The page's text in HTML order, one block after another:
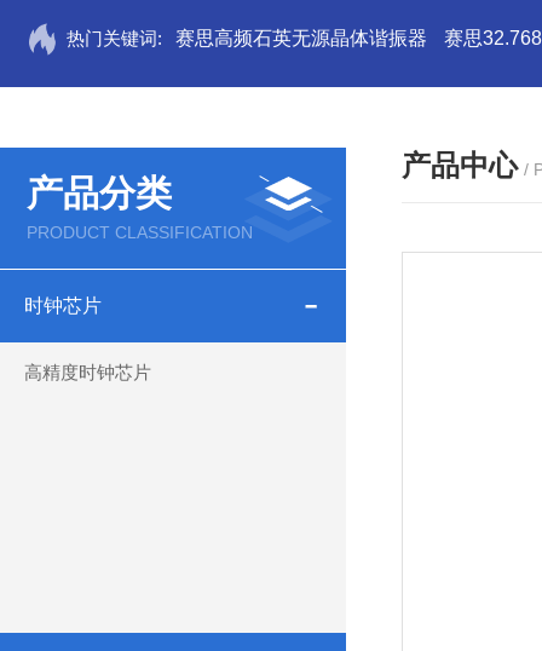
热门关键词: 赛思高频石英无源晶体谐振器 赛思
产品分类
PRODUCT CLASSIFICATION
时钟芯片
高精度时钟芯片
产品中心 /